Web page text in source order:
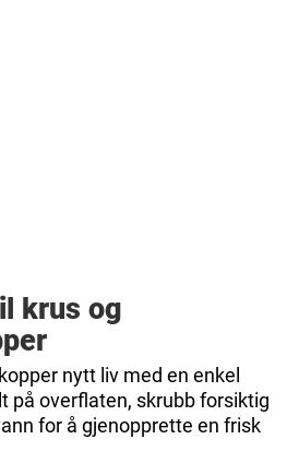
krus og
nytt liv med en enkel
på overflaten, skrubb forsiktig
for å gjenopprette en frisk